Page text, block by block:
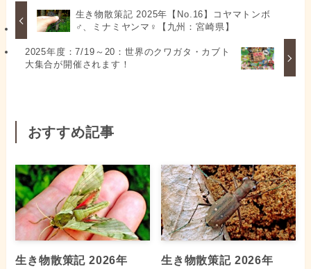
生き物散策記 2025年【No.16】コヤマトンボ
♂、ミナミヤンマ♀【九州：宮崎県】
2025年度：7/19～20：世界のクワガタ・カブト
大集合が開催されます！
おすすめ記事
生き物散策記 2026年
生き物散策記 2026年